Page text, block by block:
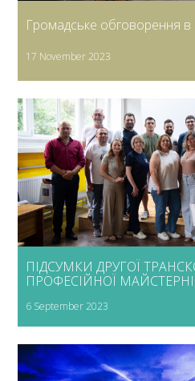
Громадське обговорення в
17 November 2023
ПІДСУМКИ ДРУГОЇ
ПРОФЕСІЙНОЇ МАЙСТЕРНІ
6 September 2023